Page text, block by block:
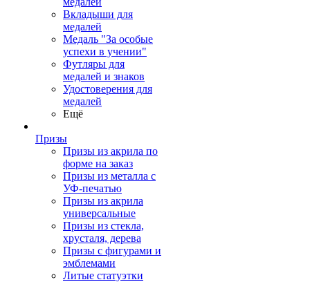
Вкладыши для
медалей
Медаль "За особые
успехи в учении"
Футляры для
медалей и знаков
Удостоверения для
медалей
Ещё
Призы
Призы из акрила по
форме на заказ
Призы из металла с
УФ-печатью
Призы из акрила
универсальные
Призы из стекла,
хрусталя, дерева
Призы с фигурами и
эмблемами
Литые статуэтки